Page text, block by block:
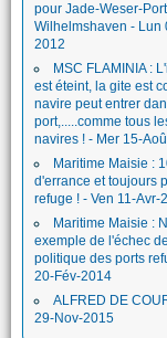
pour Jade-Weser-
Wilhelmshaven - Lun
2012
MSC FLAMINIA :
est éteint, la gite est
navire peut entrer
port,.....comme tous
navires ! - Mer 15-
Maritime Maisie :
d'errance et toujours
refuge ! - Ven 11-Avr-
Maritime Maisie :
exemple de l'échec
politique des ports
20-Fév-2014
ALFRED DE
29-Nov-2015